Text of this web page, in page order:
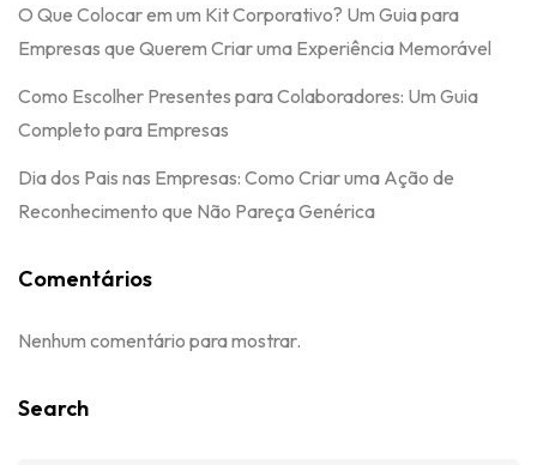
O Que Colocar em um Kit Corporativo? Um Guia para
Empresas que Querem Criar uma Experiência Memorável
Como Escolher Presentes para Colaboradores: Um Guia
Completo para Empresas
Dia dos Pais nas Empresas: Como Criar uma Ação de
Reconhecimento que Não Pareça Genérica
Comentários
Nenhum comentário para mostrar.
Search